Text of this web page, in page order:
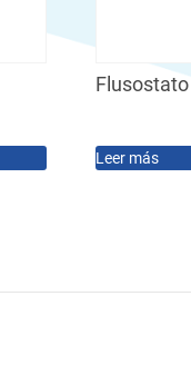
Flusostato
Leer más